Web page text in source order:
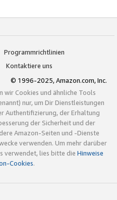
Programmrichtlinien
Kontaktiere uns
© 1996-2025, Amazon.com, Inc.
wir Cookies und ähnliche Tools
nur, um Dir Dienstleistungen
Authentifizierung, der Erhaltung
der Sicherheit und der
Amazon-Seiten und -Dienste
verwenden. Um mehr darüber
verwendet, lies bitte die Hinweise
Cookies.